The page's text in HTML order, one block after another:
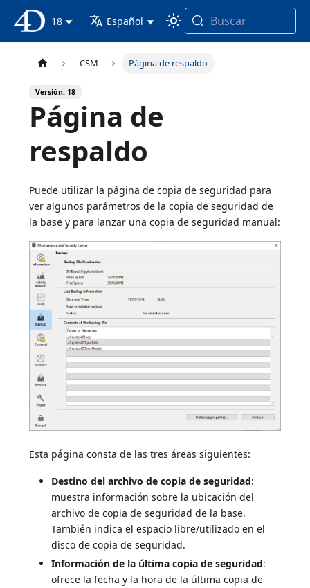
Documentación 4D
18 Español Buscar
CSM Página de respaldo
Versión: 18
Página de
respaldo
Puede utilizar la página de copia de seguridad para
ver algunos parámetros de la copia de seguridad de
la base y para lanzar una copia de seguridad manual:
Esta página consta de las tres áreas siguientes:
Destino del archivo de copia de seguridad:
muestra información sobre la ubicación del
archivo de copia de seguridad de la base.
También indica el espacio libre/utilizado en el
disco de copia de seguridad.
Información de la última copia de seguridad:
ofrece la fecha y la hora de la última copia de